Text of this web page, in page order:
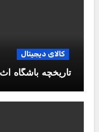
کالای دیجیتال
تاریخچه باشگاه